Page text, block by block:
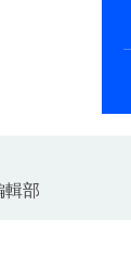
輯部